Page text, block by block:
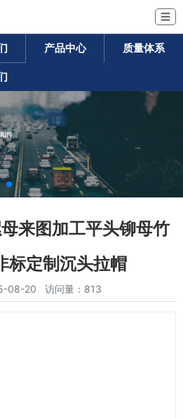
☰
产品中心 质量体系
来图加工平头铆母竹
标定制沉头拉帽
08-20 访问量：813